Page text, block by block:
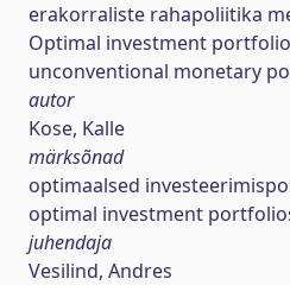
erakorraliste rahapoliitika
Optimal investment
unconventional monetary
autor
Kose, Kalle
märksõnad
optimaalsed
optimal investment
juhendaja
Vesilind, Andres